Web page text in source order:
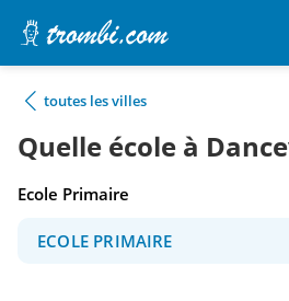
toutes les villes
Quelle école à
Ecole Primaire
ECOLE PRIMAIRE